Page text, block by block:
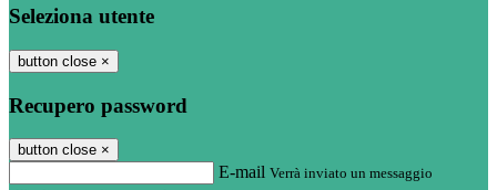
Seleziona utente
button close ×
Recupero password
button close ×
E-mail Verrà inviato un messaggio